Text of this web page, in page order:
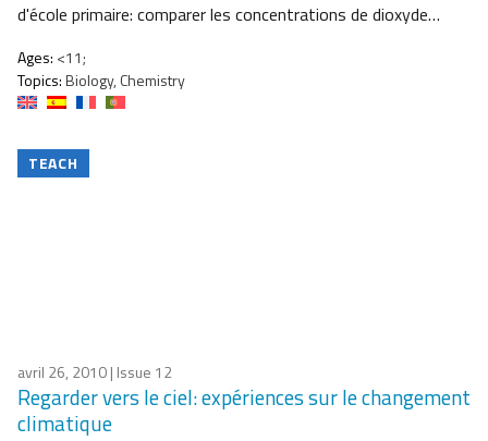
d'école primaire: comparer les concentrations de dioxyde…
Ages: <11;
Topics:Biology, Chemistry
TEACH
avril 26, 2010| Issue 12
Regarder vers le ciel: expériences sur le changement
climatique